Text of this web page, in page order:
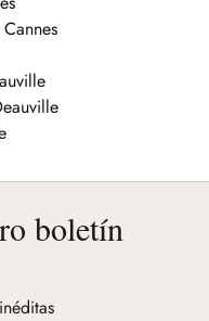
boletín